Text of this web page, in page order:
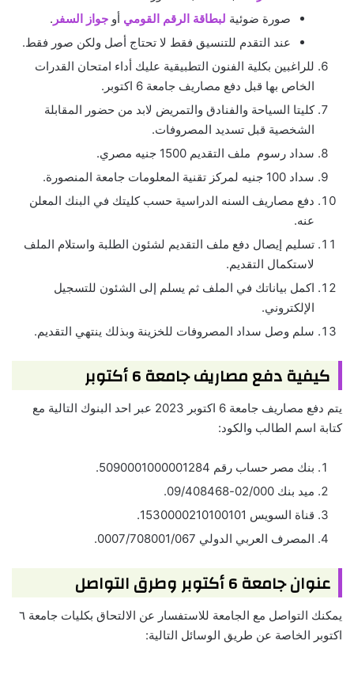
صورة ضوئية لبطاقة الرقم القومي أو جواز السفر .
عند التقدم للتنسيق فقط لا تحتاج أصل ولكن صور فقط.
للراغبين بكلية الفنون التطبيقية عليك أداء امتحان القدرات
الخاص بها قبل دفع مصاريف جامعة 6 اكتوبر.
كليتا السياحة والفنادق والتمريض لابد من حضور المقابلة
الشخصية قبل تسديد المصروفات.
سداد رسوم ملف التقديم 1500 جنيه مصري.
سداد 100 جنيه لمركز تقنية المعلومات جامعة المنصورة.
دفع مصاريف السنه الدراسية حسب كليتك في البنك المعلن
عنه.
تسليم إيصال دفع ملف التقديم لشئون الطلبة واستلام الملف
لاستكمال التقديم.
اكمل بياناتك في الملف ثم يسلم إلى الشئون للتسجيل
الإلكتروني.
سلم وصل سداد المصروفات للخزينة وبذلك ينتهي التقديم.
كيفية دفع مصاريف جامعة 6 أكتوبر
يتم دفع مصاريف جامعة 6 اكتوبر 2023 عبر احد البنوك التالية مع
كتابة اسم الطالب والكود:
بنك مصر حساب رقم 5090001000001284.
ميد بنك 02/000-09/408468.
قناة السويس 1530000210100101.
المصرف العربي الدولي 0007/708001/067.
عنوان جامعة 6 أكتوبر وطرق التواصل
يمكنك التواصل مع الجامعة للاستفسار عن الالتحاق بكليات جامعة ٦
اكتوبر الخاصة عن طريق الوسائل التالية: